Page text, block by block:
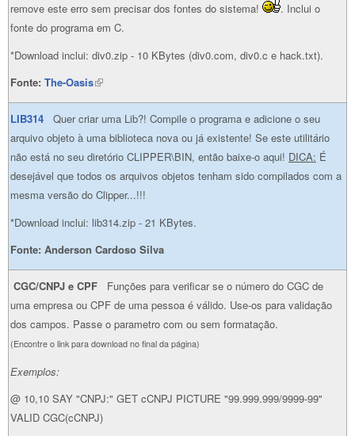
remove este erro sem precisar dos fontes do sistema!
. Inclui o
fonte do programa em C.
*Download inclui: div0.zip - 10 KBytes (div0.com, div0.c e hack.txt).
Fonte: The-Oasis(link is external)
LIB314
Quer criar uma Lib?! Compile o programa e adicione o seu
arquivo objeto à uma biblioteca nova ou já existente! Se este utilitário
não está no seu diretório CLIPPER\BIN, então baixe-o aqui! DICA: É
desejável que todos os arquivos objetos tenham sido compilados com a
mesma versão do Clipper...!!!
*Download inclui: lib314.zip - 21 KBytes.
Fonte: Anderson Cardoso Silva
CGC/CNPJ e CPF
Funções para verificar se o número do CGC de
uma empresa ou CPF de uma pessoa é válido. Use-os para validação
dos campos. Passe o parametro com ou sem formatação.
(Encontre o link para download no final da página)
Exemplos:
@ 10,10 SAY "CNPJ:" GET cCNPJ PICTURE "99.999.999/9999-99"
VALID CGC(cCNPJ)